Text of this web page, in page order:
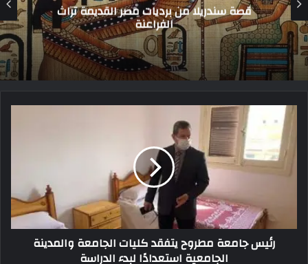
صندوق تكريم الشهداء دعم مستدام لأسر الأبطال
والمصابين
رئيس جامعة مطروح يتفقد كليات الجامعة والمدينة
الجامعية استعدادًا لبدء الدراسة